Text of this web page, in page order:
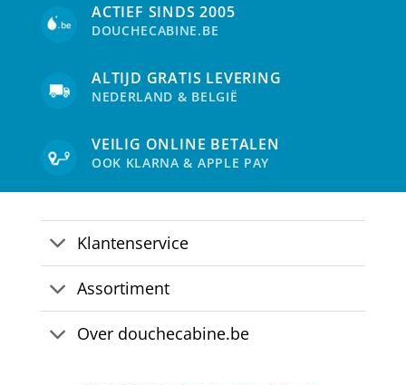
ACTIEF SINDS 2005
DOUCHECABINE.BE
ALTIJD GRATIS LEVERING
NEDERLAND & BELGIË
VEILIG ONLINE BETALEN
OOK KLARNA & APPLE PAY
Klantenservice
Assortiment
Over douchecabine.be